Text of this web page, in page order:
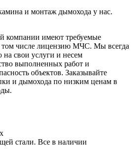
и монтаж дымохода у нас.
компании имеют требуемые
том числе лицензию МЧС. Мы всегда
на свои услуги и несем
выполненных работ и
объектов. Заказывайте
и дымохода по низким ценам в
стали. Все в наличии